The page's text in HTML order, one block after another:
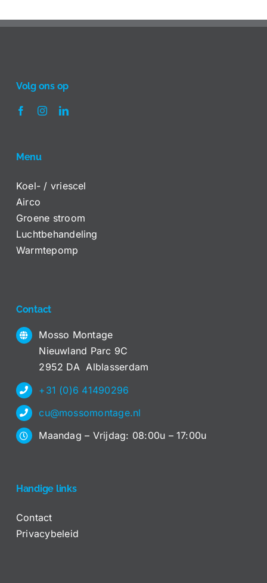
Contact
Mosso Montage
Nieuwland Parc 9C
2952 DA Alblasserdam
+31 (0)6 41490296
cu@mossomontage.nl
Maandag – Vrijdag: 08:00u – 17:00u
Volg ons op
Menu
Koel- / vriescel
Airco
Groene stroom
Luchtbehandeling
Warmtepomp
Handige links
Contact
Privacybeleid